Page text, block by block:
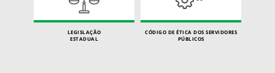
LEGISLAÇÃO
ESTADUAL
CÓDIGO DE ÉTICA DOS SERVIDORES
PÚBLICOS